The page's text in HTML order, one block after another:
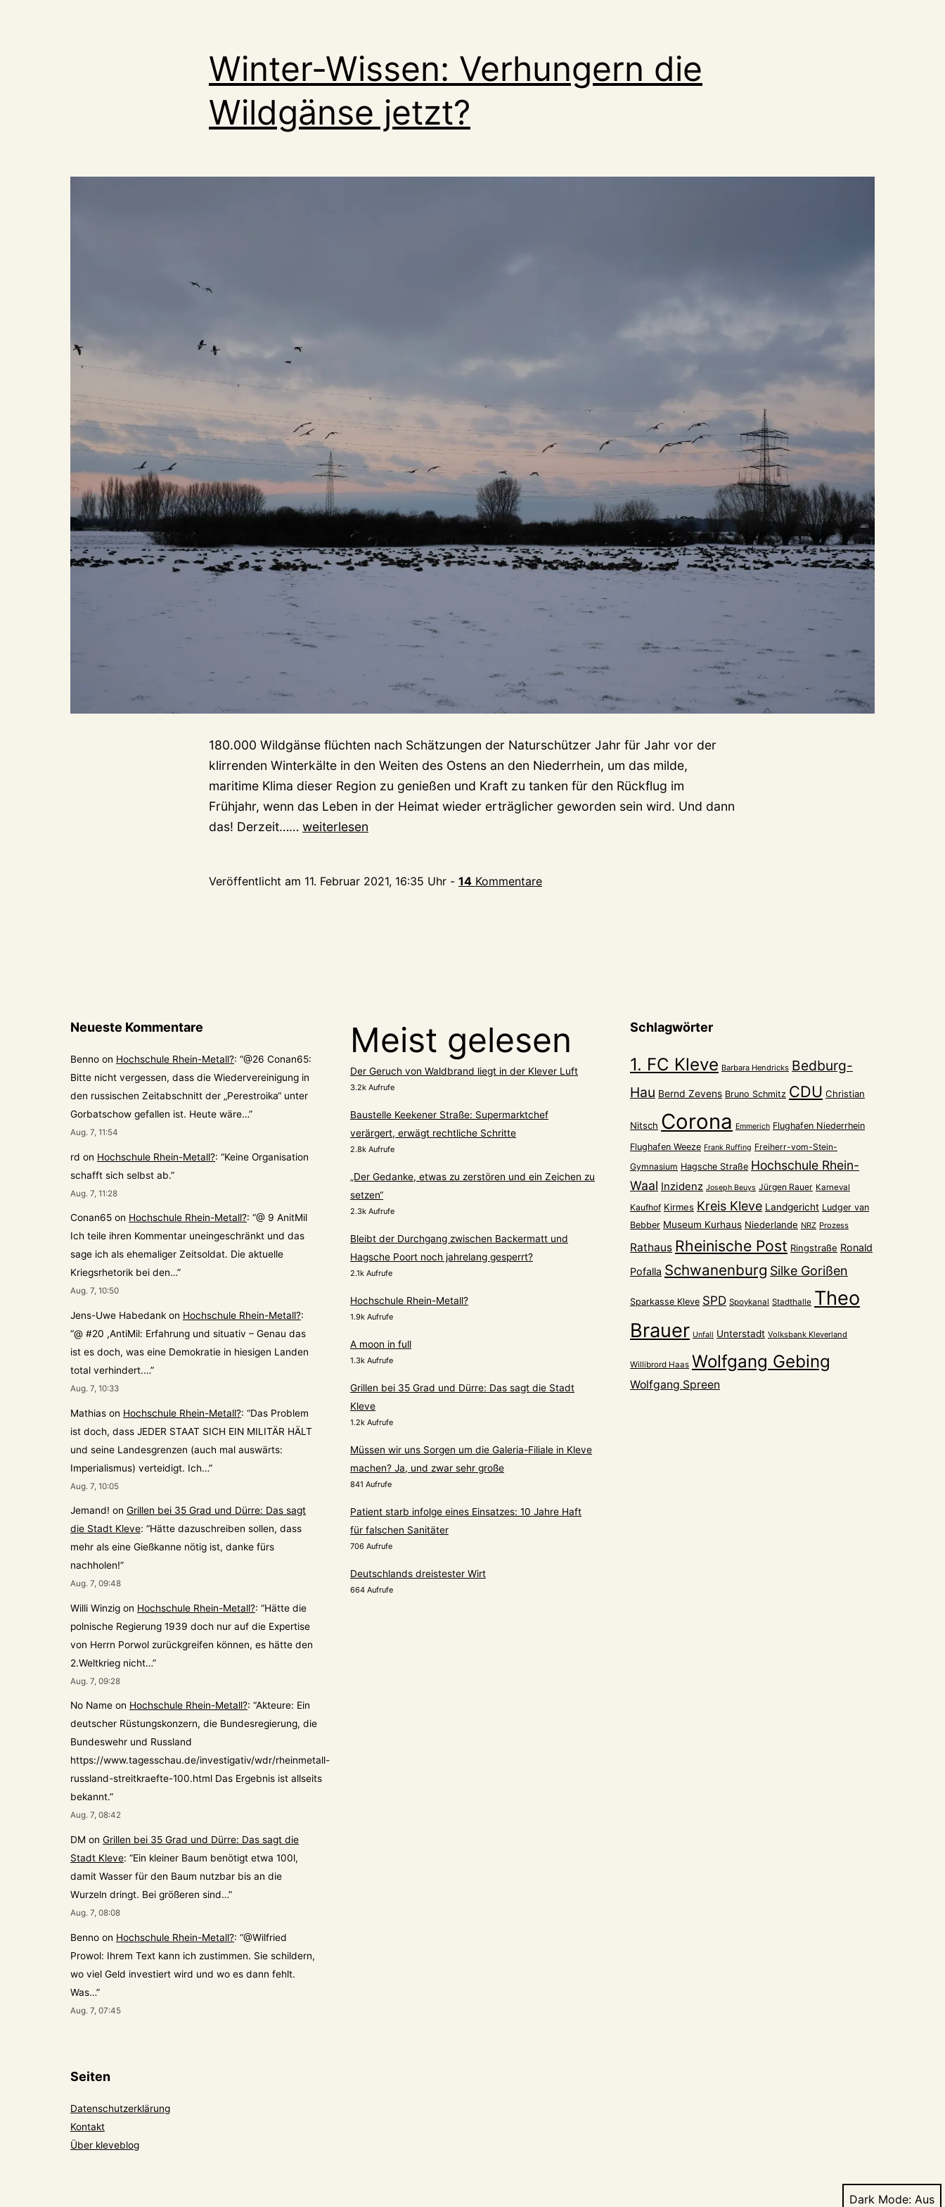
Winter-Wissen: Verhungern die
Wildgänse jetzt?
180.000 Wildgänse flüchten nach Schätzungen der Naturschützer Jahr für Jahr vor der
klirrenden Winterkälte in den Weiten des Ostens an den Niederrhein, um das milde,
maritime Klima dieser Region zu genießen und Kraft zu tanken für den Rückflug im
Frühjahr, wenn das Leben in der Heimat wieder erträglicher geworden sein wird. Und dann
das! Derzeit…… Winter-
die
weiterlesen
Veröffentlicht am 11. Februar 2021, 16:35 Uhr - 14 Kommentare
Neueste Kommentare
Benno on Hochschule Rhein-Metall?: “@26 Conan65:
Bitte nicht vergessen, dass die Wiedervereinigung in
den russischen Zeitabschnitt der „Perestroika“ unter
Gorbatschow gefallen ist. Heute wäre…”
Aug. 7, 11:54
rd on Hochschule Rhein-Metall?: “Keine Organisation
schafft sich selbst ab.”
Aug. 7, 11:28
Conan65 on Hochschule Rhein-Metall?: “@ 9 AnitMil
Ich teile ihren Kommentar uneingeschränkt und das
sage ich als ehemaliger Zeitsoldat. Die aktuelle
Kriegsrhetorik bei den…”
Aug. 7, 10:50
Jens-Uwe Habedank on Hochschule Rhein-Metall?:
“@ #20 ,AntiMil: Erfahrung und situativ – Genau das
ist es doch, was eine Demokratie in hiesigen Landen
total verhindert.…”
Aug. 7, 10:33
Mathias on Hochschule Rhein-Metall?: “Das Problem
ist doch, dass JEDER STAAT SICH EIN MILITÄR HÄLT
und seine Landesgrenzen (auch mal auswärts:
Imperialismus) verteidigt. Ich…”
Aug. 7, 10:05
Jemand! on Grillen bei 35 Grad und Dürre: Das sagt
die Stadt Kleve: “Hätte dazuschreiben sollen, dass
mehr als eine Gießkanne nötig ist, danke fürs
nachholen!”
Aug. 7, 09:48
Willi Winzig on Hochschule Rhein-Metall?: “Hätte die
polnische Regierung 1939 doch nur auf die Expertise
von Herrn Porwol zurückgreifen können, es hätte den
2.Weltkrieg nicht…”
Aug. 7, 09:28
No Name on Hochschule Rhein-Metall?: “Akteure: Ein
deutscher Rüstungskonzern, die Bundesregierung, die
Bundeswehr und Russland
https://www.tagesschau.de/investigativ/wdr/rheinmetall-
russland-streitkraefte-100.html Das Ergebnis ist allseits
bekannt.”
Aug. 7, 08:42
DM on Grillen bei 35 Grad und Dürre: Das sagt die
Stadt Kleve: “Ein kleiner Baum benötigt etwa 100l,
damit Wasser für den Baum nutzbar bis an die
Wurzeln dringt. Bei größeren sind…”
Aug. 7, 08:08
Benno on Hochschule Rhein-Metall?: “@Wilfried
Prowol: Ihrem Text kann ich zustimmen. Sie schildern,
wo viel Geld investiert wird und wo es dann fehlt.
Was…”
Aug. 7, 07:45
Meist gelesen
Der Geruch von Waldbrand liegt in der Klever Luft
3.2k Aufrufe
Baustelle Keekener Straße: Supermarktchef
verärgert, erwägt rechtliche Schritte
2.8k Aufrufe
„Der Gedanke, etwas zu zerstören und ein Zeichen zu
setzen“
2.3k Aufrufe
Bleibt der Durchgang zwischen Backermatt und
Hagsche Poort noch jahrelang gesperrt?
2.1k Aufrufe
Hochschule Rhein-Metall?
1.9k Aufrufe
A moon in full
1.3k Aufrufe
Grillen bei 35 Grad und Dürre: Das sagt die Stadt
Kleve
1.2k Aufrufe
Müssen wir uns Sorgen um die Galeria-Filiale in Kleve
machen? Ja, und zwar sehr große
841 Aufrufe
Patient starb infolge eines Einsatzes: 10 Jahre Haft
für falschen Sanitäter
706 Aufrufe
Deutschlands dreistester Wirt
664 Aufrufe
Schlagwörter
1. FC Kleve Barbara Hendricks Bedburg-
Hau Bernd Zevens Bruno Schmitz CDU Christian
Nitsch Corona Emmerich Flughafen Niederrhein
Flughafen Weeze Frank Ruffing Freiherr-vom-Stein-
Gymnasium Hagsche Straße Hochschule Rhein-
Waal Inzidenz Joseph Beuys Jürgen Rauer Karneval
Kaufhof Kirmes Kreis Kleve Landgericht Ludger van
Bebber Museum Kurhaus Niederlande NRZ Prozess
Rathaus Rheinische Post Ringstraße Ronald
Pofalla Schwanenburg Silke Gorißen
Sparkasse Kleve SPD Spoykanal Stadthalle Theo
Brauer Unfall Unterstadt Volksbank Kleverland
Willibrord Haas Wolfgang Gebing
Wolfgang Spreen
Seiten
Datenschutzerklärung
Kontakt
Über kleveblog
Dark Mode: